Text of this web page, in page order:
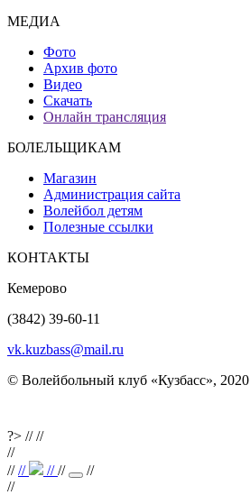
МЕДИА
Фото
Архив фото
Видео
Скачать
Онлайн трансляция
БОЛЕЛЬЩИКАМ
Магазин
Администрация сайта
Волейбол детям
Полезные ссылки
КОНТАКТЫ
Кемерово
(3842) 39-60-11
vk.kuzbass@mail.ru
© Волейбольный клуб «Кузбасс», 2020
?> ////
//
//// ////
//
//